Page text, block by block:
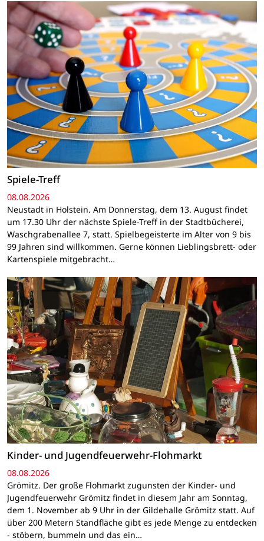
Spiele-Treff
08.08.2026
Neustadt in Holstein. Am Donnerstag, dem 13. August findet
um 17.30 Uhr der nächste Spiele-Treff in der Stadtbücherei,
Waschgrabenallee 7, statt. Spielbegeisterte im Alter von 9 bis
99 Jahren sind willkommen. Gerne können Lieblingsbrett- oder
Kartenspiele mitgebracht…
Kinder- und Jugendfeuerwehr-Flohmarkt
08.08.2026
Grömitz. Der große Flohmarkt zugunsten der Kinder- und
Jugendfeuerwehr Grömitz findet in diesem Jahr am Sonntag,
dem 1. November ab 9 Uhr in der Gildehalle Grömitz statt. Auf
über 200 Metern Standfläche gibt es jede Menge zu entdecken
- stöbern, bummeln und das ein…